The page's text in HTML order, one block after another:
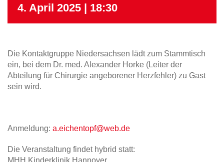
4. April 2025 | 18:30
Die Kontaktgruppe Niedersachsen lädt zum Stammtisch
ein, bei dem Dr. med. Alexander Horke (Leiter der
Abteilung für Chirurgie angeborener Herzfehler) zu Gast
sein wird.
Anmeldung: a.eichentopf@web.de
Die Veranstaltung findet hybrid statt: